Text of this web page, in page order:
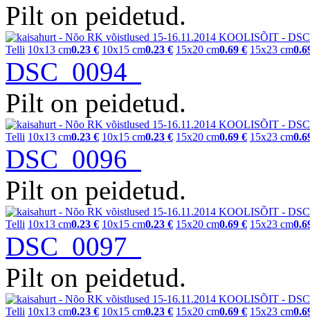
Pilt on peidetud.
Telli 10x13 cm0.23 € 10x15 cm0.23 € 15x20 cm0.69 € 15x23 cm
DSC_0094
Pilt on peidetud.
Telli 10x13 cm0.23 € 10x15 cm0.23 € 15x20 cm0.69 € 15x23 cm
DSC_0096
Pilt on peidetud.
Telli 10x13 cm0.23 € 10x15 cm0.23 € 15x20 cm0.69 € 15x23 cm
DSC_0097
Pilt on peidetud.
Telli 10x13 cm0.23 € 10x15 cm0.23 € 15x20 cm0.69 € 15x23 cm